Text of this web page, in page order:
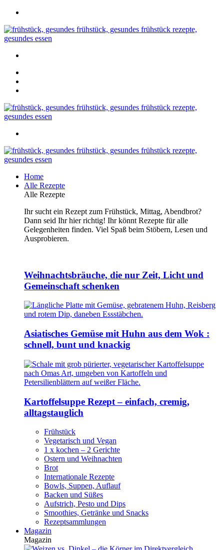
Home
Alle Rezepte
Alle Rezepte
Ihr sucht ein Rezept zum Frühstück, Mittag, Abendbrot?
Dann seid Ihr hier richtig! Ihr könnt Rezepte für alle
Gelegenheiten finden. Viel Spaß beim Stöbern, Lesen und
Ausprobieren.
Weihnachtsbräuche, die nur Zeit, Licht und
Gemeinschaft schenken
Asiatisches Gemüse mit Huhn aus dem Wok :
schnell, bunt und knackig
Kartoffelsuppe Rezept – einfach, cremig,
alltagstauglich
Frühstück
Vegetarisch und Vegan
1 x kochen – 2 Gerichte
Ostern und Weihnachten
Brot
Internationale Rezepte
Bowls, Suppen, Auflauf
Backen und Süßes
Aufstrich, Pesto und Dips
Smoothies, Getränke und Snacks
Rezeptsammlungen
Magazin
Magazin